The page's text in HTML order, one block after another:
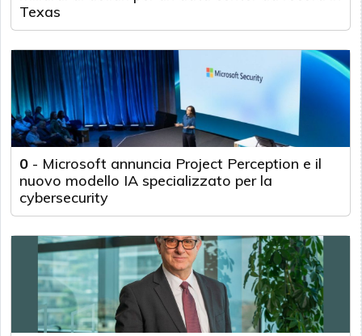
Texas
0 - Microsoft annuncia Project Perception e il
nuovo modello IA specializzato per la
cybersecurity